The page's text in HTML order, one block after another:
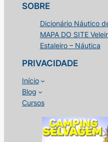
SOBRE
Dicionário Náutico
MAPA DO SITE
Estaleiro – Náutica
PRIVACIDADE
Início
Blog
Cursos